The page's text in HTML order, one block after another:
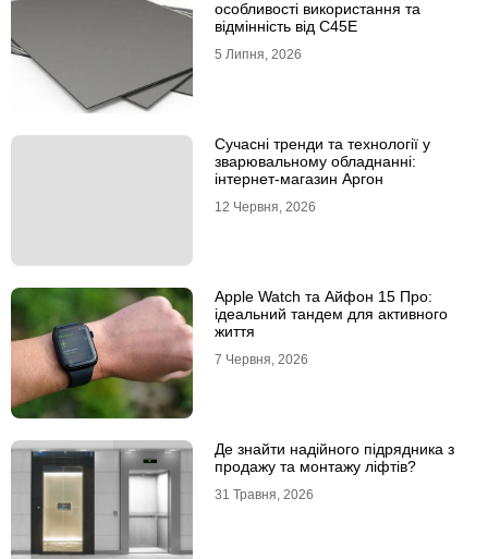
особливості використання та
відмінність від C45E
5 Липня, 2026
Сучасні тренди та технології у
зварювальному обладнанні:
інтернет-магазин Аргон
12 Червня, 2026
Apple Watch та Айфон 15 Про:
ідеальний тандем для активного
життя
7 Червня, 2026
Де знайти надійного підрядника з
продажу та монтажу ліфтів?
31 Травня, 2026